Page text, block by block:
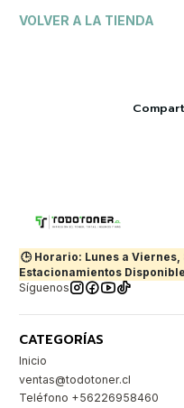
VOLVER A LA TIENDA
🕒 Horario: Lunes a Viernes,
Estacionamientos
Síguenos
CATEGORÍAS
Inicio
ventas@todotoner.cl
Teléfono +56226958460